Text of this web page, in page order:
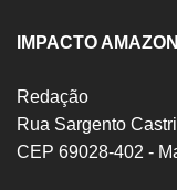
IMPACTO
Redação
Rua Sargento
CEP 69028-402 -